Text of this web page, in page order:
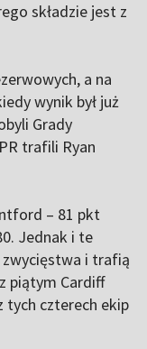
składzie jest z
a na
wynik był już
Grady
trafili Ryan
– 81 pkt
Jednak i te
zwycięstwa i trafią
piątym Cardiff
tych czterech ekip